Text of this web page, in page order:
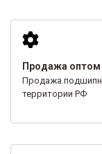
Продажа оптом
Продажа
территории РФ